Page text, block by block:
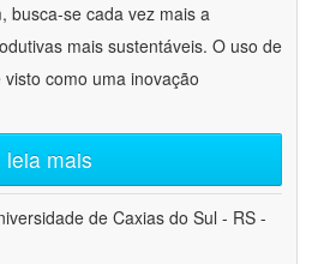
busca-se cada vez mais a
mais sustentáveis. O uso de
como uma inovação
leia mais
de Caxias do Sul - RS -